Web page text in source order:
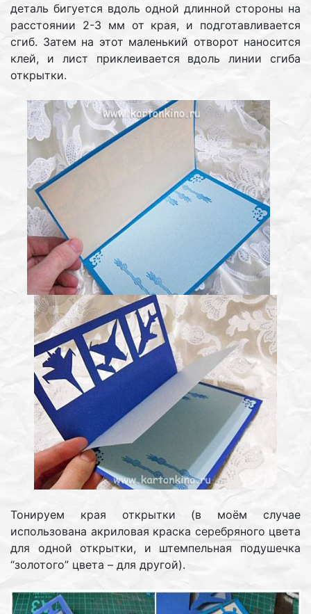
деталь бигуется вдоль одной длинной стороны на
расстоянии 2-3 мм от края, и подготавливается
сгиб. Затем на этот маленький отворот наносится
клей, и лист приклеивается вдоль линии сгиба
открытки.
Тонируем края открытки (в моём случае
использована акриловая краска серебряного цвета
для одной открытки, и штемпельная подушечка
“золотого” цвета – для другой).